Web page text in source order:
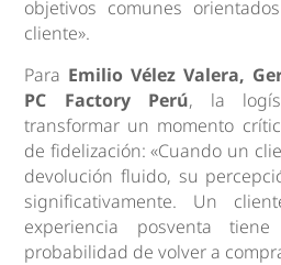
objetivos comunes
cliente».
Para Emilio Vélez Valera,
PC Factory Perú, la
transformar un momento
de fidelización: «Cuando un
devolución fluido, su
significativamente. Un
experiencia posventa
probabilidad de volver a